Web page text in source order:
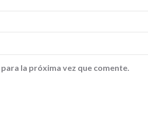
la próxima vez que comente.